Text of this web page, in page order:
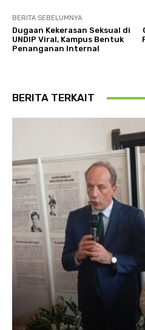
BERITA SEBELUMNYA
Dugaan Kekerasan Seksual di
UNDIP Viral, Kampus Bentuk
Penanganan Internal
BERITA TERKAIT